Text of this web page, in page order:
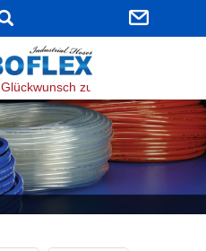
zur bestandenen ISO